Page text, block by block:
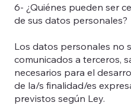
6- ¿Quiénes pueden ser
de sus datos personales?
Los datos personales no
comunicados a terceros,
necesarios para el
de la/s finalidad/es
previstos según Ley.